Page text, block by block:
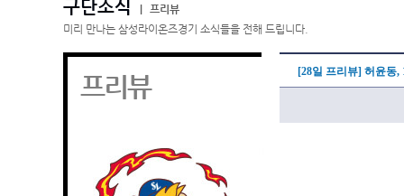
구단소식
프리뷰
미리 만나는 삼성라이온즈경기 소식들을 전해 드립니다.
프리뷰 [28일 프리뷰] 허윤동